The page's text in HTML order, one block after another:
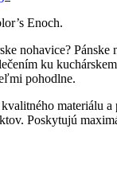
Enoch.
nohavice? Pánske
ku
pohodlne.
materiálu a
Poskytujú